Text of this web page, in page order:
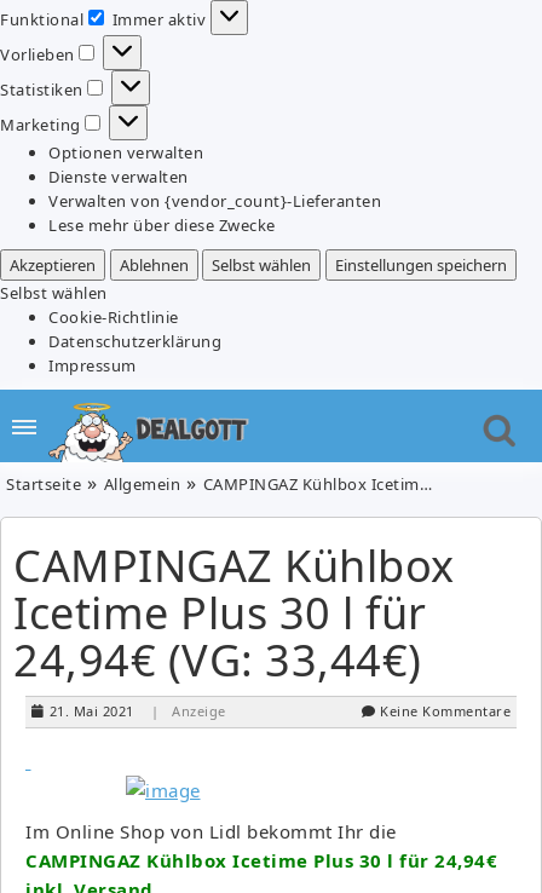
Funktional
Funktional
Immer aktiv
Vorlieben
Vorlieben
Statistiken
Statistiken
Marketing
Marketing
Optionen verwalten
Dienste verwalten
Verwalten von {vendor_count}-Lieferanten
Lese mehr über diese Zwecke
Akzeptieren
Ablehnen Selbst wählen
Einstellungen speichern
Selbst wählen
Cookie-Richtlinie
Datenschutzerklärung
Impressum
Startseite Allgemein CAMPINGAZ Kühlbox Icetime Plus 30 l für 24,94€ (VG: 33,44€)
CAMPINGAZ Kühlbox
Icetime Plus 30 l für
24,94€ (VG: 33,44€)
21. Mai 2021 | Anzeige Keine Kommentare
Im Online Shop von Lidl bekommt Ihr die
CAMPINGAZ Kühlbox Icetime Plus 30 l für 24,94€